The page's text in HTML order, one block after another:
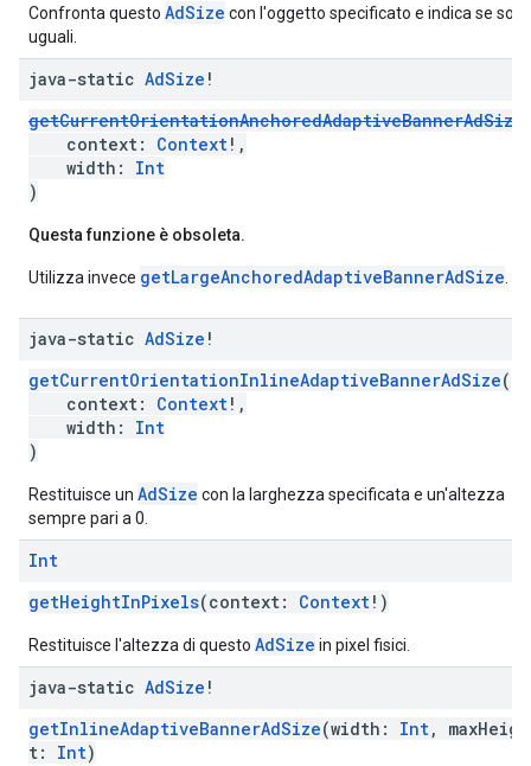
Confronta questo AdSize con l'oggetto specificato e indica se
uguali.
java-static AdSize !
getCurrentOrientationAnchoredAdaptiveBannerAdSize
context: Context!,
width: Int
)
Questa funzione è obsoleta.
Utilizza invece getLargeAnchoredAdaptiveBannerAdSize
java-static AdSize !
getCurrentOrientationInlineAdaptiveBannerAdSize(
context: Context!,
width: Int
)
Restituisce un AdSize con la larghezza specificata e un'altezza
sempre pari a 0.
Int
getHeightInPixels(context: Context!)
Restituisce l'altezza di questo AdSize in pixel fisici.
java-static AdSize !
getInlineAdaptiveBannerAdSize(width: Int, maxHeigh
t: Int)